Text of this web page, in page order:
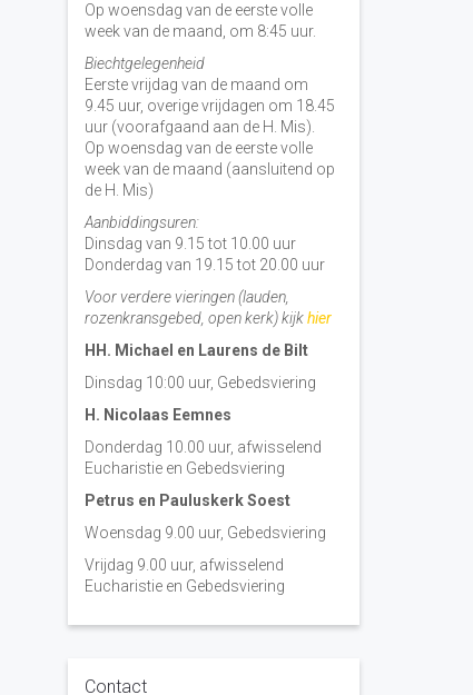
Op woensdag van de eerste volle
week van de maand, om 8:45 uur.
Biechtgelegenheid
Eerste vrijdag van de maand om
9.45 uur, overige vrijdagen om 18.45
uur (voorafgaand aan de H. Mis).
Op woensdag van de eerste volle
week van de maand (aansluitend op
de H. Mis)
Aanbiddingsuren:
Dinsdag van 9.15 tot 10.00 uur
Donderdag van 19.15 tot 20.00 uur
Voor verdere vieringen (lauden,
rozenkransgebed, open kerk) kijkhier
HH. Michael en Laurens de Bilt
Dinsdag 10:00 uur, Gebedsviering
H. Nicolaas Eemnes
Donderdag 10.00 uur, afwisselend
Eucharistie en Gebedsviering
Petrus en Pauluskerk Soest
Woensdag 9.00 uur, Gebedsviering
Vrijdag 9.00 uur, afwisselend
Eucharistie en Gebedsviering
Contact